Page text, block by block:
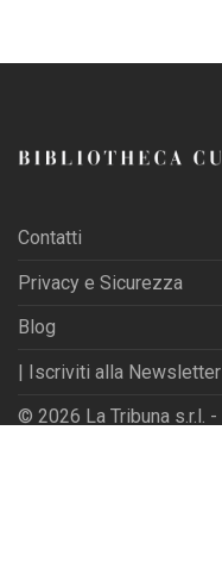
Contatti
Privacy e Sicurezza
Blog
| Iscriviti alla Newsletter
© 2026 La Tribuna s.r.l.